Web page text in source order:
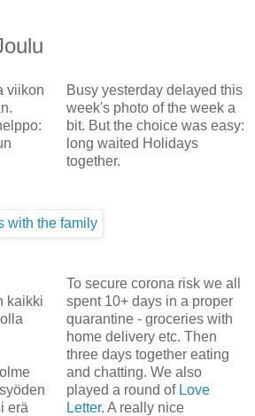
viikon
Busy yesterday delayed this
week's photo of the week a
bit. But the choice was easy:
long waited Holidays
together.
kaikki
erä
To secure corona risk we all
spent 10+ days in a proper
quarantine - groceries with
home delivery etc. Then
three days together eating
and chatting. We also
played a round of Love
Letter. A really nice